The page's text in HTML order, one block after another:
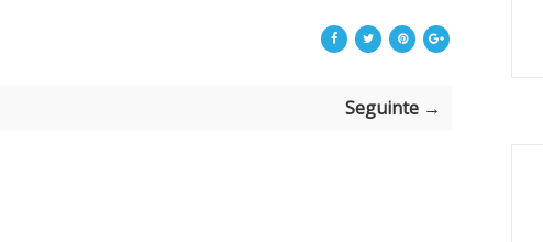
Seguinte →